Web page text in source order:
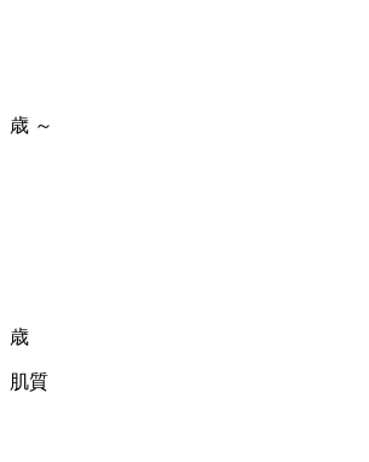
歳 ～
歳
肌質